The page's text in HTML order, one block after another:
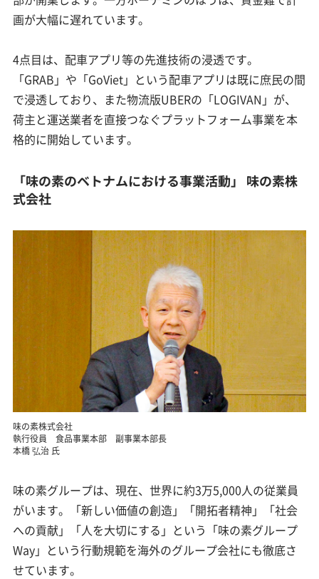
画が大幅に遅れています。
4点目は、配車アプリ等の先進技術の浸透です。
「GRAB」や「GoViet」という配車アプリは既に庶民の間
で浸透しており、また物流版UBERの「LOGIVAN」が、
荷主と運送業者を直接つなぐプラットフォーム事業を本
格的に開始しています。
「味の素のベトナムにおける事業活動」 味の素株
式会社
味の素株式会社
執行役員 食品事業本部 副事業本部長
本橋 弘治 氏
味の素グループは、現在、世界に約3万5,000人の従業員
がいます。「新しい価値の創造」「開拓者精神」「社会
への貢献」「人を大切にする」という「味の素グループ
Way」という行動規範を海外のグループ会社にも徹底さ
せています。